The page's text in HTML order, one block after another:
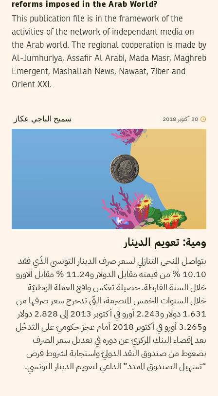
reforms imposed in the Arab World?
This publication file is in the framework of the
activities of the network of independant media on
the Arab world. The regional cooperation is made by
Al-Jumhuriya, Assafir Al Arabi, Mada Masr, Maghreb
Emergent, Mashallah News, Nawaat, 7iber and
Orient XXI.
سميح الباجي عكاز 30 أكتوبر 2018
ومية: تعويم الدينار
يتواصل المنحى التنازلي لسعر صرف الدينار التونسي الذّي فقد
10.10 % من قيمته مقابل الدولار و11.24 % مقابل الاورو
خلال السنة الفارطة. حصيلة تعكس واقع العملة الوطنيّة
خلال السنوات الخمس المنصرمة، التّي تدحرج سعر صرفها من
1.631 دولار و2.243 أورو في أكتوبر 2013 إلى 2.828 دولار
و3.265 أورو في أكتوبر 2018 أمام عجز حكوميّ على التدخّل
بعد إقصاء البنك المركزيّ عن دوره في تعديل سعر الصرف
بضغوط من صندوق النقد الدوليّ واستجابة لشروط قرض
“تسهيل الصندوق الممدد” الداعي لتعويم الدينار التونسي.